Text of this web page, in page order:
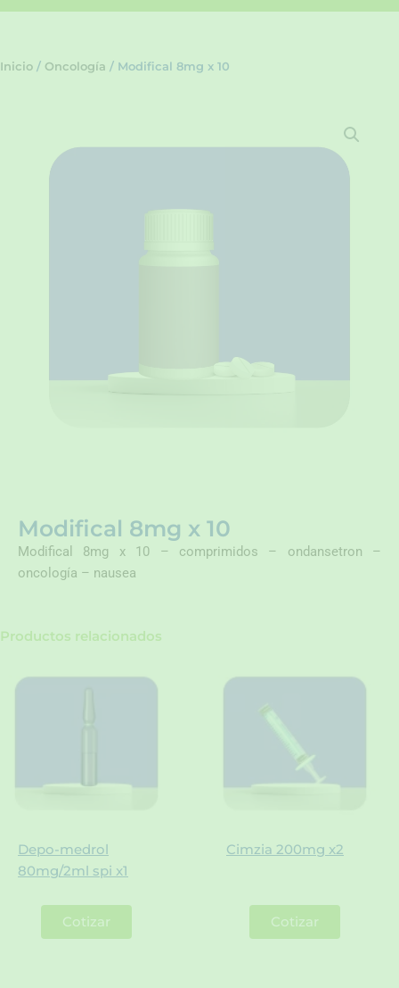
Inicio / Oncología / Modifical 8mg x 10
Modifical 8mg x 10
Modifical 8mg x 10 – comprimidos – ondansetron –
oncología – nausea
Productos relacionados
Depo-medrol
80mg/2ml spi x1
Cotizar
Cimzia 200mg x2
Cotizar